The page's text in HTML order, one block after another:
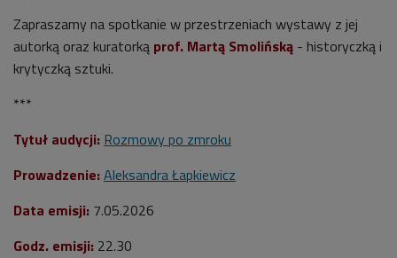
Zapraszamy na spotkanie w przestrzeniach wystawy z jej
autorką oraz kuratorką prof. Martą Smolińską - historyczką i
krytyczką sztuki.
***
Tytuł audycji: Rozmowy po zmroku
Prowadzenie: Aleksandra Łapkiewicz
Data emisji: 7.05.2026
Godz. emisji: 22.30